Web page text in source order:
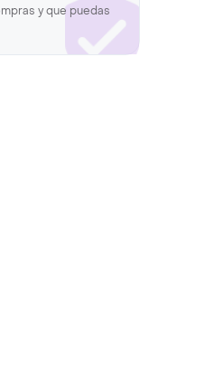
y que puedas